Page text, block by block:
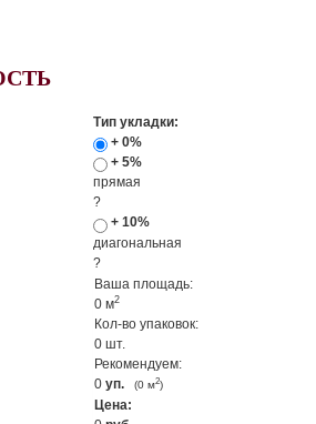
Тип укладки:
+ 0%
+ 5%
прямая
?
+ 10%
диагональная
?
Ваша площадь:
0м2
Кол-во упаковок:
0шт.
Рекомендуем:
0уп. (0м2)
Цена: